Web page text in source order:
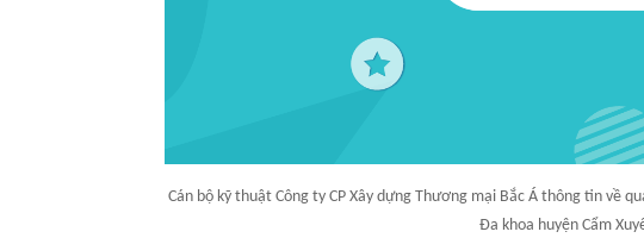
Cán bộ kỹ thuật Công ty CP Xây dựng Thương mại Bắc Á thông tin về
Đa khoa huyện Cẩm